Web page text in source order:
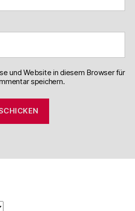
und Website in diesem Browser für
speichern.